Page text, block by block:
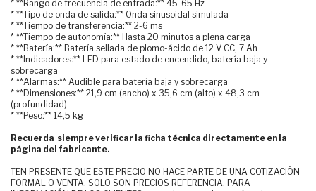
* **Rango de frecuencia de entrada:** 45-65 Hz
* **Tipo de onda de salida:** Onda sinusoidal simulada
* **Tiempo de transferencia:** 2-6 ms
* **Tiempo de autonomía:** Hasta 20 minutos a plena carga
* **Batería:** Batería sellada de plomo-ácido de 12 V CC, 7 Ah
* **Indicadores:** LED para estado de encendido, batería baja y
sobrecarga
* **Alarmas:** Audible para batería baja y sobrecarga
* **Dimensiones:** 21,9 cm (ancho) x 35,6 cm (alto) x 48,3 cm
(profundidad)
* **Peso:** 14,5 kg
Recuerda siempre verificar la ficha técnica directamente en la
página del fabricante.
TEN PRESENTE QUE ESTE PRECIO NO HACE PARTE DE UNA COTIZACIÓN
FORMAL O VENTA, SOLO SON PRECIOS REFERENCIA, PARA